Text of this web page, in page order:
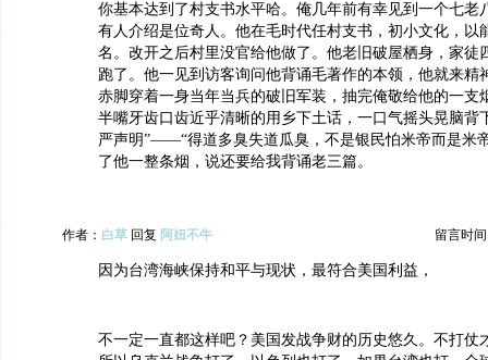
你基本达到了村支书水平哈。俺几年前有幸见到一个七老
有人介绍是位奇人。他在毛时代任村支书，初小文化，以
名。改开之后村里没官给他做了。他老旧破屋栖身，家徒
跑了。他一见到访客询问他背诵毛著作的本领，他就来精
赤脚穿着一身当年当兵的破旧军装，抽完俺敬给他的一支
半嘴牙齿口齿近乎清晰的用乡下土话，一口气摇头晃脑背
严声明”——“得道多臭失道瓜臭，不是银民怕米帝而是米
了他一整条烟，说还要给我背诵老三篇。
作者： 白草 回复 阿妞不牛 留言时间
因为台湾海峡保持和平与现状，最符合美国利益，
不一定一直都这样吧？美国发战争财的历史悠久。不打仗